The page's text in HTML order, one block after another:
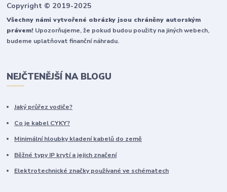
Copyright © 2019-2025
Všechny námi vytvořené obrázky jsou chráněny autorským
právem! Upozorňujeme, že pokud budou použity na jiných webech,
budeme uplatňovat finanční náhradu.
NEJČTENĚJŠÍ NA BLOGU
Jaký průřez vodiče?
Co je kabel CYKY?
Minimální hloubky kladení kabelů do země
Běžné typy IP krytí a jejich značení
Elektrotechnické značky používané ve schématech